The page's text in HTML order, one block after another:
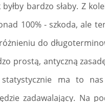
bardzo słaby. Z
100% - szkoda, ale
do
prostą, antyczną
ma to
zadawalający. Na